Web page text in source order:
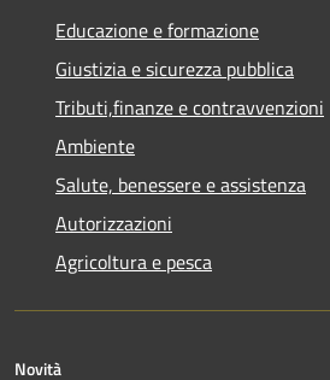
Educazione e formazione
Giustizia e sicurezza pubblica
Tributi,finanze e contravvenzioni
Ambiente
Salute, benessere e assistenza
Autorizzazioni
Agricoltura e pesca
Novità